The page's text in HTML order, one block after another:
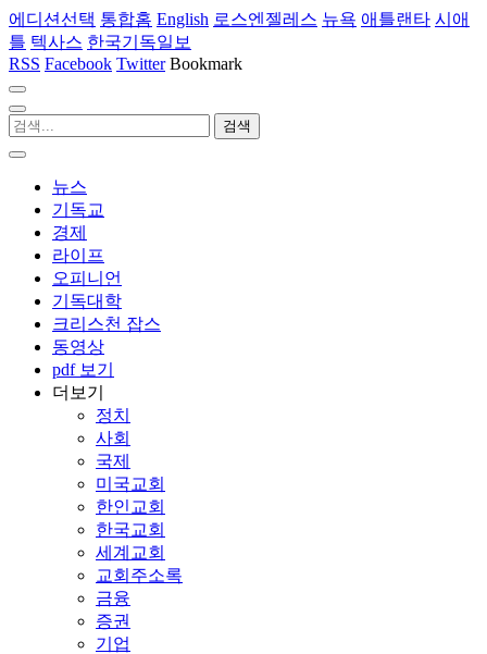
에디션선택 통합홈 English 로스엔젤레스 뉴욕 애틀랜타 시애
틀 텍사스 한국기독일보
RSS Facebook Twitter Bookmark
뉴스
기독교
경제
라이프
오피니언
기독대학
크리스천 잡스
동영상
pdf 보기
더보기
정치
사회
국제
미국교회
한인교회
한국교회
세계교회
교회주소록
금융
증권
기업